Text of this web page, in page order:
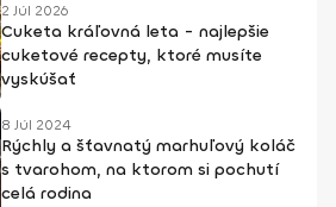
2 Júl 2026
Cuketa kráľovná leta - najlepšie
cuketové recepty, ktoré musíte
vyskúšať
8 Júl 2024
Rýchly a šťavnatý marhuľový koláč
s tvarohom, na ktorom si pochutí
celá rodina